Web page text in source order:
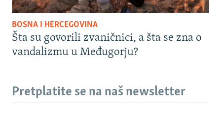
BOSNA I HERCEGOVINA
Šta su govorili zvaničnici, a šta se zna o
vandalizmu u Međugorju?
Pretplatite se na naš newsletter